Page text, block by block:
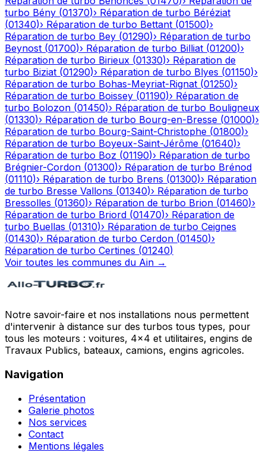
turbo Bény (01370)› Réparation de turbo Béréziat
(01340)› Réparation de turbo Bettant (01500)›
Réparation de turbo Bey (01290)› Réparation de turbo
Beynost (01700)› Réparation de turbo Billiat (01200)›
Réparation de turbo Birieux (01330)› Réparation de
turbo Biziat (01290)› Réparation de turbo Blyes (01150)›
Réparation de turbo Bohas-Meyriat-Rignat (01250)›
Réparation de turbo Boissey (01190)› Réparation de
turbo Bolozon (01450)› Réparation de turbo Bouligneux
(01330)› Réparation de turbo Bourg-en-Bresse (01000)›
Réparation de turbo Bourg-Saint-Christophe (01800)›
Réparation de turbo Boyeux-Saint-Jérôme (01640)›
Réparation de turbo Boz (01190)› Réparation de turbo
Brégnier-Cordon (01300)› Réparation de turbo Brénod
(01110)› Réparation de turbo Brens (01300)› Réparation
de turbo Bresse Vallons (01340)› Réparation de turbo
Bressolles (01360)› Réparation de turbo Brion (01460)›
Réparation de turbo Briord (01470)› Réparation de
turbo Buellas (01310)› Réparation de turbo Ceignes
(01430)› Réparation de turbo Cerdon (01450)›
Réparation de turbo Certines (01240)
Voir toutes les communes du Ain →
Notre savoir-faire et nos installations nous permettent
d'intervenir à distance sur des turbos tous types, pour
tous les moteurs : voitures, 4x4 et utilitaires, engins de
Travaux Publics, bateaux, camions, engins agricoles.
Navigation
Présentation
Galerie photos
Nos services
Contact
Mentions légales